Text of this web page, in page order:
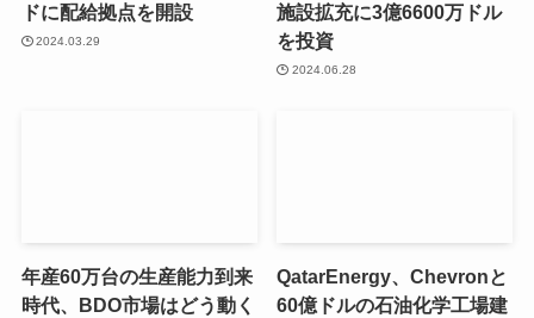
ドに配給拠点を開設
2024.03.29
施設拡充に3億6600万ドル
を投資
2024.06.28
年産60万台の生産能力到来
時代、BDO市場はどう動く
QatarEnergy、Chevronと
60億ドルの石油化学工場建